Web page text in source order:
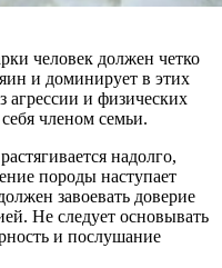
человек должен четко
и доминирует в этих
агрессии и физических
членом семьи.
надолго,
породы наступает
завоевать доверие
Не следует основывать
и послушание